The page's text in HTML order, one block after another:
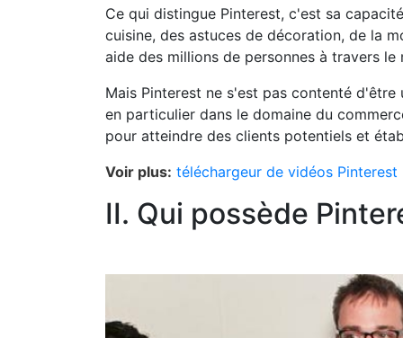
Ce qui distingue Pinterest, c'est sa
cuisine, des astuces de décoration, de la
aide des millions de personnes à travers
Mais Pinterest ne s'est pas contenté
en particulier dans le domaine du
pour atteindre des clients potentiels et
Voir plus: téléchargeur de vidéos Pinterest
II. Qui possède